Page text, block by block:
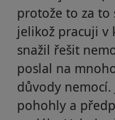
protože to za to
jelikož pracuji v
snažil řešit
poslal na
důvody nemocí.
pohohly a